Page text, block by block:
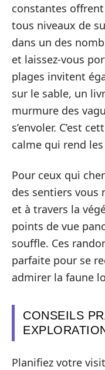
constantes
tous niveaux de
dans un des
et laissez-vous
plages invitent
sur le sable, un
murmure des
s’envoler. C’est
calme qui rend
Pour ceux qui
des sentiers vous
et à travers la
points de vue
souffle. Ces
parfaite pour se
admirer la faune
CONSEILS
Planifiez votre